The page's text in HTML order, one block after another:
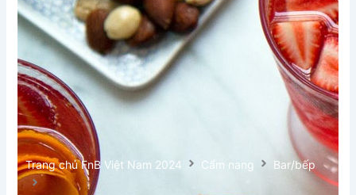
Trang chủ FnB Việt Nam 2024 Cẩm nang Bar/bếp